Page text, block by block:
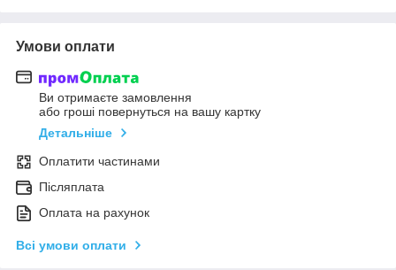
Умови оплати
Ви отримаєте замовлення
або гроші повернуться на вашу картку
Детальніше
Оплатити частинами
Післяплата
Оплата на рахунок
Всі умови оплати